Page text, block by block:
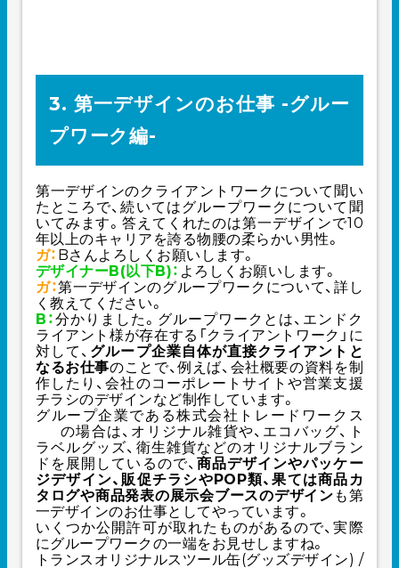
3. 第一デザインのお仕事 -グルー
プワーク編-
第一デザインのクライアントワークについて聞い
たところで、続いてはグループワークについて聞
いてみます。答えてくれたのは第一デザインで10
年以上のキャリアを誇る物腰の柔らかい男性。
ガ： Bさんよろしくお願いします。
デザイナーB(以下B)： よろしくお願いします。
ガ：第一デザインのグループワークについて、詳し
く教えてください。
B：分かりました。グループワークとは、エンドク
ライアント様が存在する「クライアントワーク」に
対して、 グループ企業自体が直接クライアントと
なるお仕事のことで、例えば、会社概要の資料を制
作したり、会社のコーポレートサイトや営業支援
チラシのデザインなど制作しています。
グループ企業である株式会社トレードワークス
の場合は、オリジナル雑貨や、エコバッグ、ト
ラベルグッズ、衛生雑貨などのオリジナルブラン
ドを展開しているので、 商品デザインやパッケー
ジデザイン、販促チラシやPOP類、果ては商品カ
タログや商品発表の展示会ブースのデザイン も第
一デザインのお仕事としてやっています。
いくつか公開許可が取れたものがあるので、実際
にグループワークの一端をお見せしますね。
トランスオリジナルスツール缶(グッズデザイン) /